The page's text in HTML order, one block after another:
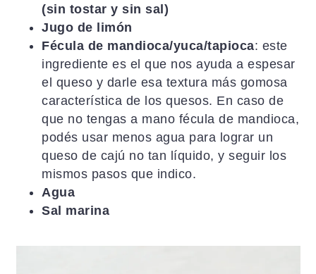
(sin tostar y sin sal)
Jugo de limón
Fécula de mandioca/yuca/tapioca: este
ingrediente es el que nos ayuda a espesar
el queso y darle esa textura más gomosa
característica de los quesos. En caso de
que no tengas a mano fécula de mandioca,
podés usar menos agua para lograr un
queso de cajú no tan líquido, y seguir los
mismos pasos que indico.
Agua
Sal marina